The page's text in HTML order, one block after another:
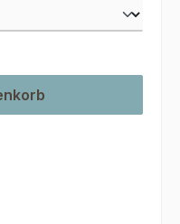
benutze die Schaltflächen